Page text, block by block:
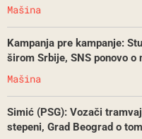
Mašina
Kampanja pre kampanje:
širom Srbije, SNS ponovo
Mašina
Simić (PSG): Vozači
stepeni, Grad Beograd o